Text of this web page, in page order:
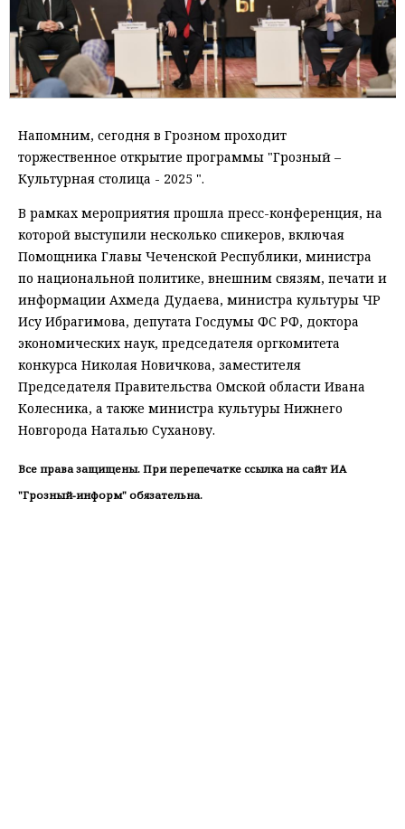
Напомним, сегодня в Грозном проходит
торжественное открытие программы "Грозный –
Культурная столица - 2025 ".
В рамках мероприятия прошла пресс-конференция, на
которой выступили несколько спикеров, включая
Помощника Главы Чеченской Республики, министра
по национальной политике, внешним связям, печати и
информации Ахмеда Дудаева, министра культуры ЧР
Ису Ибрагимова, депутата Госдумы ФС РФ, доктора
экономических наук, председателя оргкомитета
конкурса Николая Новичкова, заместителя
Председателя Правительства Омской области Ивана
Колесника, а также министра культуры Нижнего
Новгорода Наталью Суханову.
Все права защищены. При перепечатке ссылка на сайт ИА
"Грозный-информ" обязательна.